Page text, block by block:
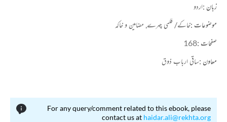
زبان :اردو
موضوعات :خاکے/ قلمی چہرے, مضامين و خاكه
صفحات :168
معاون :ساقی ارباب ذوق
For any query/comment related to this ebook, please
contact us at haidar.ali@rekhta.org